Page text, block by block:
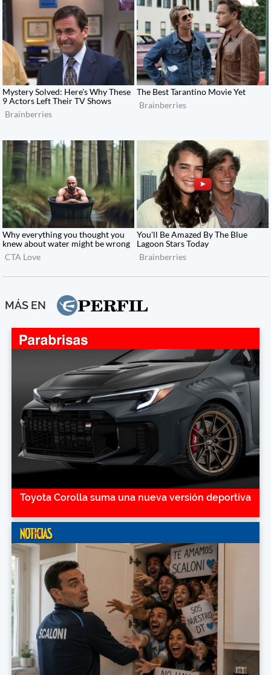
MÁS EN
Toyota Corolla suma una nueva versión deportiva